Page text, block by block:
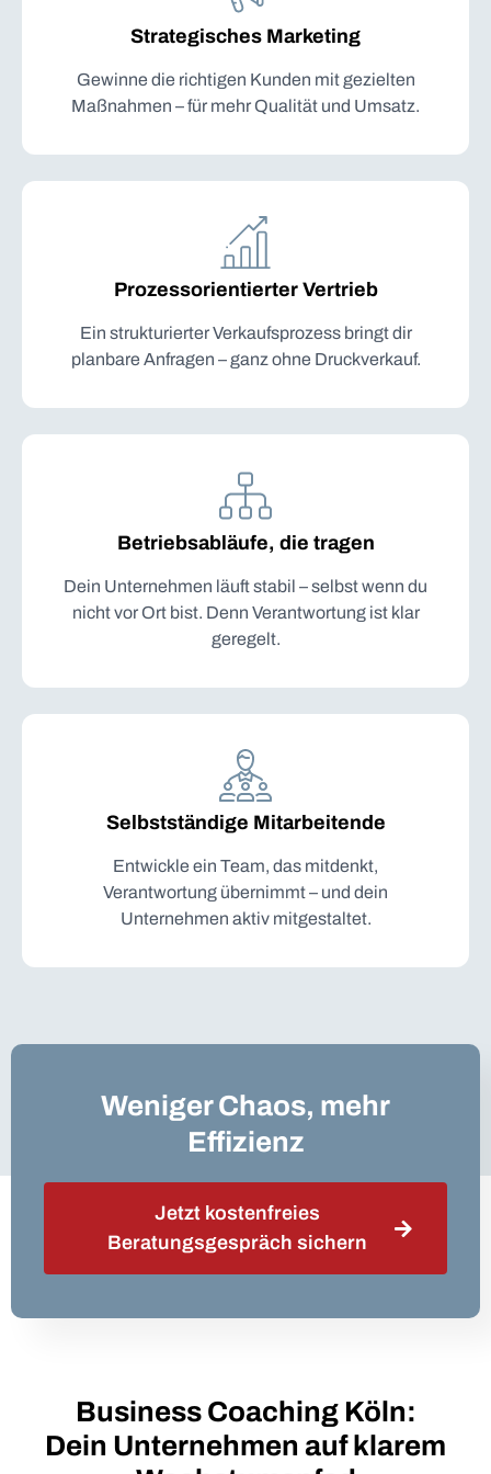
Strategisches Marketing
Gewinne die richtigen Kunden mit gezielten
Maßnahmen – für mehr Qualität und Umsatz.
Prozessorientierter Vertrieb
Ein strukturierter Verkaufsprozess bringt dir
planbare Anfragen – ganz ohne Druckverkauf.
Betriebsabläufe, die tragen
Dein Unternehmen läuft stabil – selbst wenn du
nicht vor Ort bist. Denn Verantwortung ist klar
geregelt.
Selbstständige Mitarbeitende
Entwickle ein Team, das mitdenkt,
Verantwortung übernimmt – und dein
Unternehmen aktiv mitgestaltet.
Weniger Chaos, mehr
Effizienz
Jetzt kostenfreies
Beratungsgespräch sichern
Business Coaching Köln:
Dein Unternehmen auf klarem